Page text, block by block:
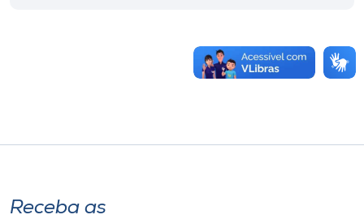
Receba as